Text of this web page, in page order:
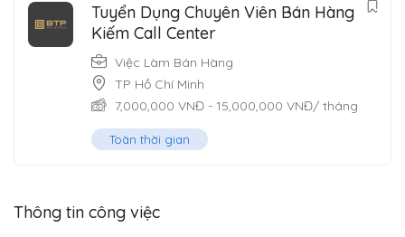
Tuyển Dụng Chuyên Viên Bán Hàng
Kiếm Call Center
Việc Làm Bán Hàng
TP Hồ Chí Minh
7,000,000 VNĐ - 15,000,000 VNĐ/ tháng
Toàn thời gian
Thông tin công việc